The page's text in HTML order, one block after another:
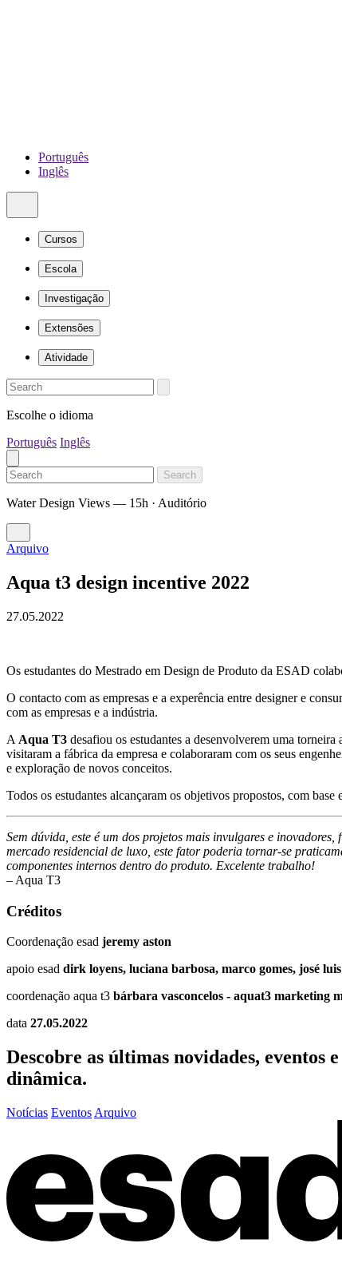
Português
Inglês
Cursos
Escola
Investigação
Extensões
Atividade
Escolhe o idioma
Português Inglês
Search
Water Design Views — 15h · Auditório
Arquivo
Aqua t3 design incentive 2022
27.05.2022
Os estudantes do Mestrado em Design de Produto da ESAD
O contacto com as empresas e a experência entre designer e
com as empresas e a indústria.
A Aqua T3 desafiou os estudantes a desenvolverem uma
visitaram a fábrica da empresa e colaboraram com os seus
e exploração de novos conceitos.
Todos os estudantes alcançaram os objetivos propostos, com
Sem dúvida, este é um dos projetos mais invulgares e
mercado residencial de luxo, este fator poderia tornar-se
componentes internos dentro do produto. Excelente trabalho!
– Aqua T3
Créditos
Coordenação esad jeremy aston
apoio esad dirk loyens, luciana barbosa, marco gomes, josé
coordenação aqua t3 bárbara vasconcelos - aquat3 marketing
data 27.05.2022
Descobre as últimas novidades, eventos e
dinâmica.
Notícias Eventos Arquivo